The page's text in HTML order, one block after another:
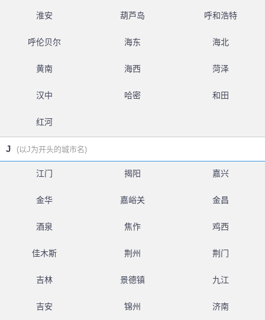
淮安 葫芦岛 呼和浩特
呼伦贝尔 海东 海北
黄南 海西 菏泽
汉中 哈密 和田
红河
J (以J为开头的城市名)
江门 揭阳 嘉兴
金华 嘉峪关 金昌
酒泉 焦作 鸡西
佳木斯 荆州 荆门
吉林 景德镇 九江
吉安 锦州 济南